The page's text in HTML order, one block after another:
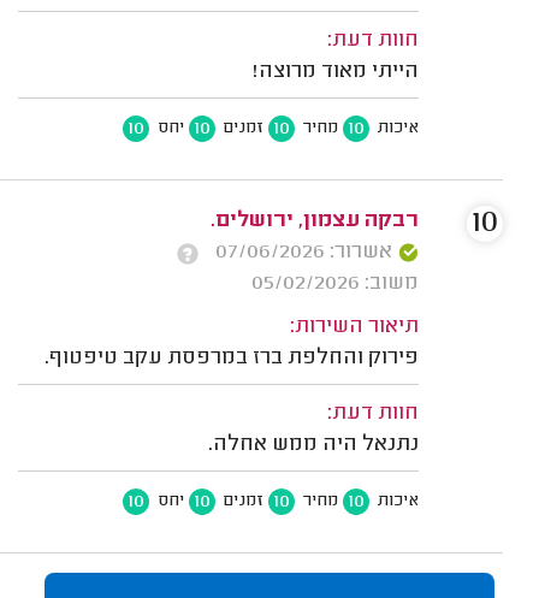
חוות דעת:
הייתי מאוד מרוצה!
איכות 10 מחיר 10 זמנים 10 יחס 10
רבקה עצמון, ירושלים.
אשרור: 07/06/2026
משוב: 05/02/2026
תיאור השירות:
פירוק והחלפת ברז במרפסת עקב טיפטוף.
חוות דעת:
נתנאל היה ממש אחלה.
איכות 10 מחיר 10 זמנים 10 יחס 10
10